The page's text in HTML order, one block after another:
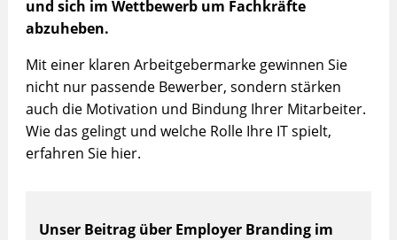
und sich im Wettbewerb um Fachkräfte
abzuheben.
Mit einer klaren Arbeitgebermarke gewinnen Sie
nicht nur passende Bewerber, sondern stärken
auch die Motivation und Bindung Ihrer Mitarbeiter.
Wie das gelingt und welche Rolle Ihre IT spielt,
erfahren Sie hier.
Unser Beitrag über Employer Branding im